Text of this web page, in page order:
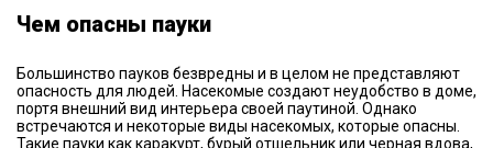
Чем опасны пауки
Большинство пауков безвредны и в целом не представляют
опасность для людей. Насекомые создают неудобство в доме,
портя внешний вид интерьера своей паутиной. Однако
встречаются и некоторые виды насекомых, которые опасны.
Такие пауки как каракурт, бурый отшельник или черная вдова,